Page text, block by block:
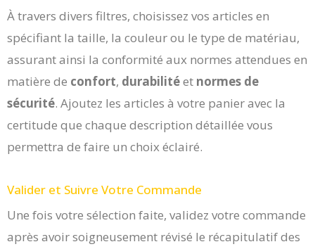
À travers divers filtres, choisissez vos articles en
spécifiant la taille, la couleur ou le type de matériau,
assurant ainsi la conformité aux normes attendues en
matière de confort, durabilitéet normes de
sécurité. Ajoutez les articles à votre panier avec la
certitude que chaque description détaillée vous
permettra de faire un choix éclairé.
Valider et Suivre Votre Commande
Une fois votre sélection faite, validez votre commande
après avoir soigneusement révisé le récapitulatif des